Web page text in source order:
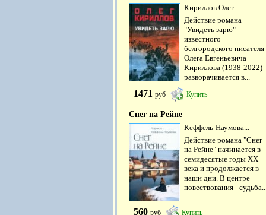
Кириллов Олег...
Действие романа
"Увидеть зарю"
известного
белгородского писателя
Олега Евгеньевича
Кириллова (1938-2022)
разворачивается в...
1471 руб Купить
Снег на Рейне
Кеффель-Наумова...
Действие романа "Снег
на Рейне" начинается в
семидесятые годы XX
века и продолжается в
наши дни. В центре
повествования -
560 руб Купить